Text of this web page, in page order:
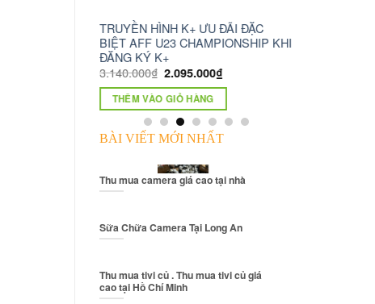
TRUYỀN HÌNH K+ ƯU ĐÃI ĐẶC
BIỆT AFF U23 CHAMPIONSHIP KHI
2.095.000₫
camera wifi xoay 360 c6n
1.230.000₫ 750.000
THÊM VÀO GIỎ HÀNG
BÀI VIẾT MỚI NHẤT
Thu mua camera giá cao tại nhà
Sữa Chữa Camera Tại Long An
Thu mua tivi củ . Thu mua tivi củ giá
cao tại Hồ Chí Minh